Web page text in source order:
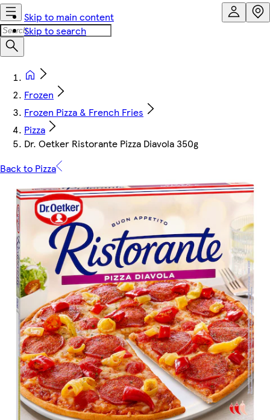
Skip to main content
Skip to search
Frozen
Frozen Pizza & French Fries
Pizza
Dr. Oetker Ristorante Pizza Diavola 350g
Back to Pizza